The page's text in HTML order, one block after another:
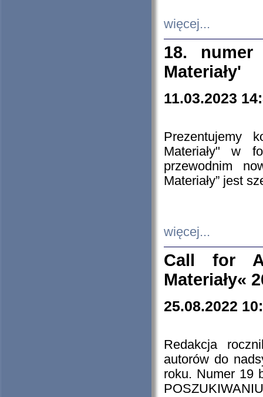
więcej...
18. numer
Materiały'
11.03.2023
Prezentujemy
Materiały" w
przewodnim
Materiały” jest
więcej...
Call for
Materiały«
25.08.2022
Redakcja
autorów do
roku. Numer 19